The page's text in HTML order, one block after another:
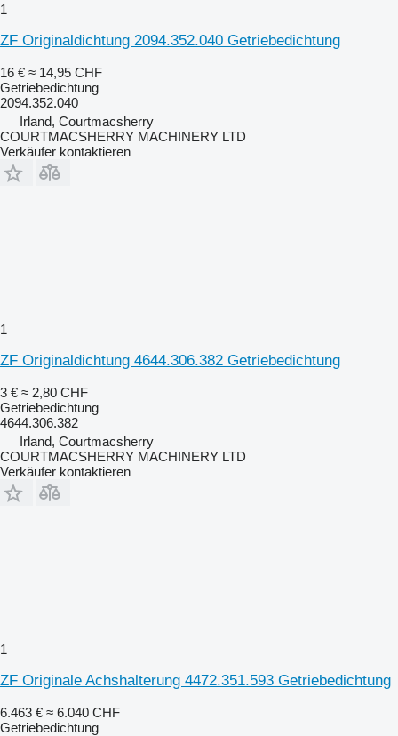
1
ZF Originaldichtung 2094.352.040 Getriebedichtung
16 € ≈ 14,95 CHF
Getriebedichtung
2094.352.040
Irland, Courtmacsherry
COURTMACSHERRY MACHINERY LTD
Verkäufer kontaktieren
1
ZF Originaldichtung 4644.306.382 Getriebedichtung
3 € ≈ 2,80 CHF
Getriebedichtung
4644.306.382
Irland, Courtmacsherry
COURTMACSHERRY MACHINERY LTD
Verkäufer kontaktieren
1
ZF Originale Achshalterung 4472.351.593 Getriebedichtung
6.463 € ≈ 6.040 CHF
Getriebedichtung